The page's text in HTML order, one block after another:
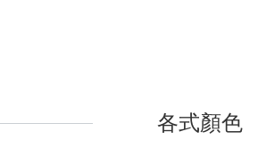
各式顏色